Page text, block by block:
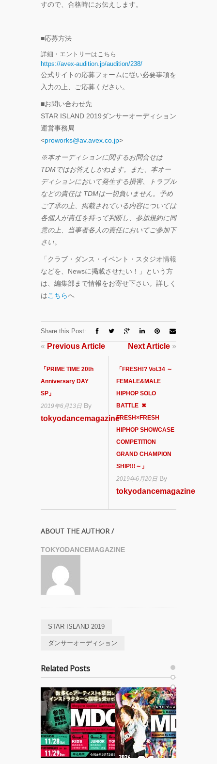
すので、合格時にお伝えします。
■応募方法
詳細・エントリーはこちら
https://avex-audition.jp/audition/238/
公式サイトの応募フォームに従い必要事項を
入力の上、ご応募ください。
■お問い合わせ先
STAR ISLAND 2019ダンサーオーディション
運営事務局
<proworks@av.avex.co.jp>
※本オーディションに関するお問合せは
TDMではお答えしかねます。また、本オー
ディションにおいて発生する損害、トラブル
などの責任は TDMは一切負いません。予め
ご了承の上、掲載されている内容については
各個人が責任を持って判断し、参加規約に同
意の上、当事者各人の責任においてご参加下
さい。
「クラブ・ダンス・イベント・スタジオ情報
などを、Newsに掲載させたい！」という方
は、編集部まで情報をお寄せ下さい。詳しく
はこちらへ
Share this Post:
« Previous Article
「PRIME TIME 20th
Anniversary DAY
SP」
2019年6月13日 By
tokyodancemagazine
Next Article »
「FRESH!? Vol.34 ～
FEMALE&MALE
HIPHOP SOLO
BATTLE ✖︎
FRESH×FRESH
HIPHOP SHOWCASE
COMPETITION
GRAND CHAMPION
SHIP!!! ～」
2019年6月20日 By
tokyodancemagazine
ABOUT THE AUTHOR /
TOKYODANCEMAGAZINE
STAR ISLAND 2019
ダンサーオーディション
Related Posts